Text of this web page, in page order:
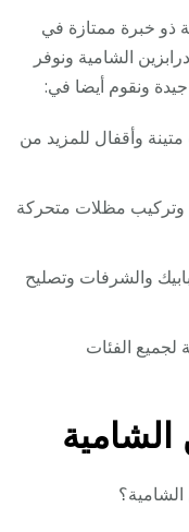
ذو خبرة ممتازة في
الشامية ونوفر
ونقوم أيضا في:
وأقفال للمزيد من
وتركيب مظلات متحركة
والشرفات وتصليح
لجميع الفئات